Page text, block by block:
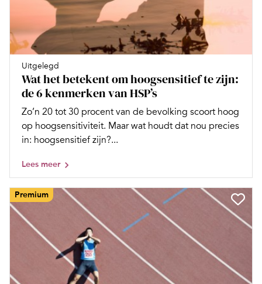
Uitgelegd
Wat het betekent om hoogsensitief te zijn:
de 6 kenmerken van HSP’s
Zo’n 20 tot 30 procent van de bevolking scoort hoog
op hoogsensitiviteit. Maar wat houdt dat nou precies
in: hoogsensitief zijn?...
Lees meer
Premium